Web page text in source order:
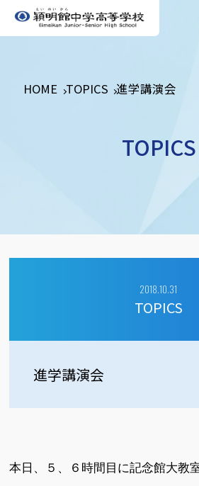
HOME TOPICS 進学講演会
TOPICS
2018.10.31
TOPICS
進学講演会
本日、５、６時間目に記念館大教